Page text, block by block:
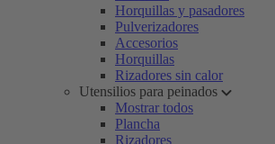
Horquillas y pasadores
Pulverizadores
Accesorios
Horquillas
Rizadores sin calor
Utensilios para peinados
Mostrar todos
Plancha
Rizadores